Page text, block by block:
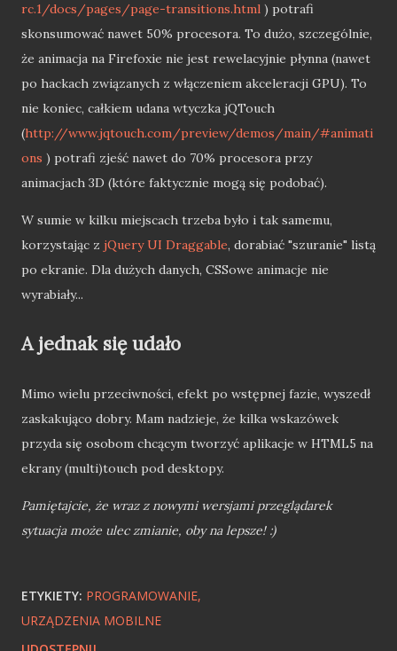
rc.1/docs/pages/page-transitions.html ) potrafi
skonsumować nawet 50% procesora. To dużo, szczególnie,
że animacja na Firefoxie nie jest rewelacyjnie płynna (nawet
po hackach związanych z włączeniem akceleracji GPU). To
nie koniec, całkiem udana wtyczka jQTouch
(http://www.jqtouch.com/preview/demos/main/#animati
ons ) potrafi zjeść nawet do 70% procesora przy
animacjach 3D (które faktycznie mogą się podobać).
W sumie w kilku miejscach trzeba było i tak samemu,
korzystając z jQuery UI Draggable, dorabiać "szuranie" listą
po ekranie. Dla dużych danych, CSSowe animacje nie
wyrabiały...
A jednak się udało
Mimo wielu przeciwności, efekt po wstępnej fazie, wyszedł
zaskakująco dobry. Mam nadzieje, że kilka wskazówek
przyda się osobom chcącym tworzyć aplikacje w HTML5 na
ekrany (multi)touch pod desktopy.
Pamiętajcie, że wraz z nowymi wersjami przeglądarek
sytuacja może ulec zmianie, oby na lepsze! :)
ETYKIETY: PROGRAMOWANIE
URZĄDZENIA MOBILNE